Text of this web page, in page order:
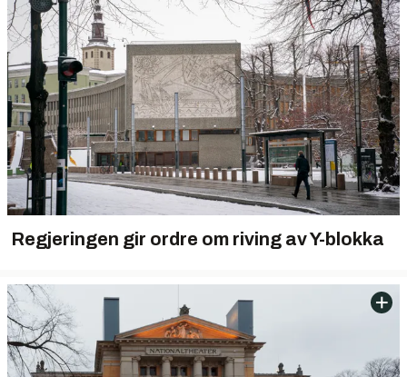
Regjeringen gir ordre om riving av Y-blokka